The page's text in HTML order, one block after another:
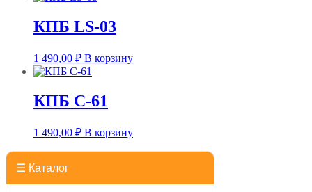
КПБ LS-03
1 490,00 ₽ В корзину
КПБ C-61
1 490,00 ₽ В корзину
☰ Каталог